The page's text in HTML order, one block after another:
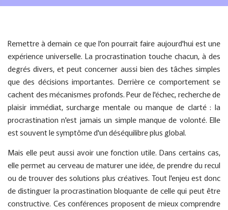
Remettre à demain ce que l'on pourrait faire aujourd'hui est une
expérience universelle. La procrastination touche chacun, à des
degrés divers, et peut concerner aussi bien des tâches simples
que des décisions importantes. Derrière ce comportement se
cachent des mécanismes profonds. Peur de l'échec, recherche de
plaisir immédiat, surcharge mentale ou manque de clarté : la
procrastination n'est jamais un simple manque de volonté. Elle
est souvent le symptôme d'un déséquilibre plus global.
Mais elle peut aussi avoir une fonction utile. Dans certains cas,
elle permet au cerveau de maturer une idée, de prendre du recul
ou de trouver des solutions plus créatives. Tout l'enjeu est donc
de distinguer la procrastination bloquante de celle qui peut être
constructive. Ces conférences proposent de mieux comprendre